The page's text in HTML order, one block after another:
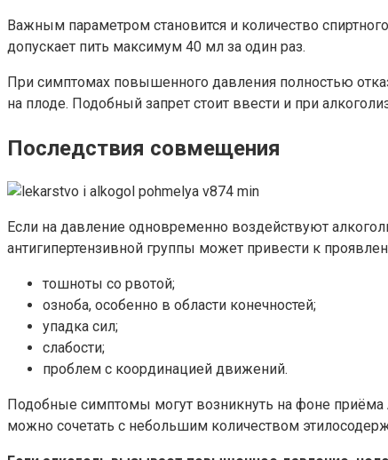
Важным параметром становится и количество
допускает пить максимум 40 мл за один раз.
При симптомах повышенного давления полностью
на плоде. Подобный запрет стоит ввести и при
Последствия совмещения
Если на давление одновременно воздействуют
антигипертензивной группы может привести к
тошноты со рвотой;
озноба, особенно в области конечностей;
упадка сил;
слабости;
проблем с координацией движений.
Подобные симптомы могут возникнуть на фоне приёма
можно сочетать с небольшим количеством